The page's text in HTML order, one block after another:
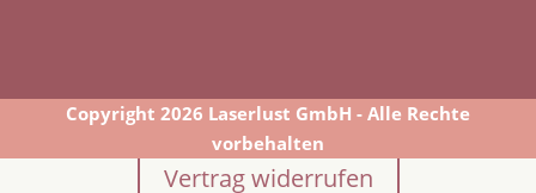
Copyright 2026 Laserlust GmbH - Alle Rechte
vorbehalten
Vertrag widerrufen